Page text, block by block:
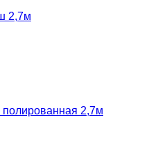
2,7м